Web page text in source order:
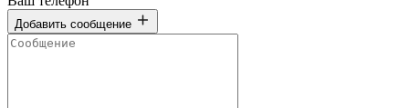
Добавить сообщение